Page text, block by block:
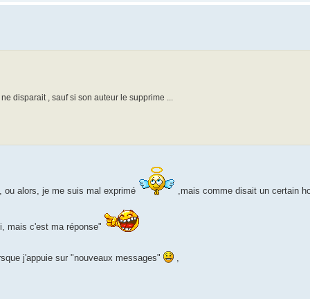
disparait , sauf si son auteur le supprime ...
ou alors, je me suis mal exprimé ,mais comme disait un certain
mais c'est ma réponse"
j'appuie sur "nouveaux messages" ,